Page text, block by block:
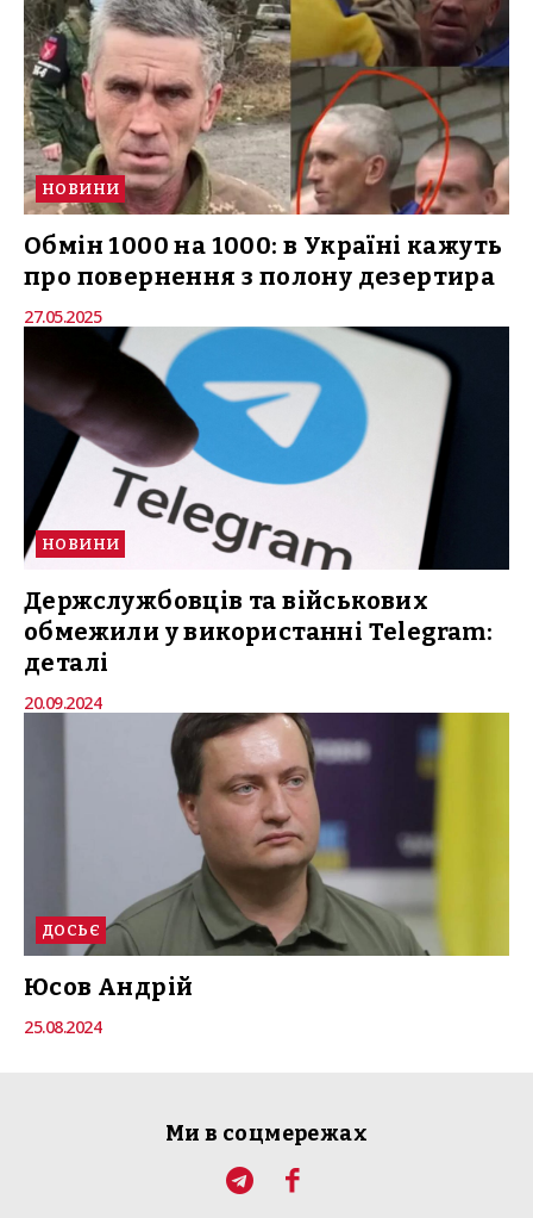
НОВИНИ
Обмін 1000 на 1000: в Україні кажуть
про повернення з полону дезертира
27.05.2025
НОВИНИ
Держслужбовців та військових
обмежили у використанні Telegram:
деталі
20.09.2024
ДОСЬЄ
Юсов Андрій
25.08.2024
Ми в соцмережах